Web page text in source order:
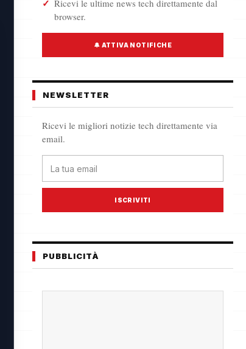
Ricevi le ultime news tech direttamente dal
browser.
🔔 ATTIVA NOTIFICHE
NEWSLETTER
Ricevi le migliori notizie tech direttamente via
email.
ISCRIVITI
PUBBLICITÀ